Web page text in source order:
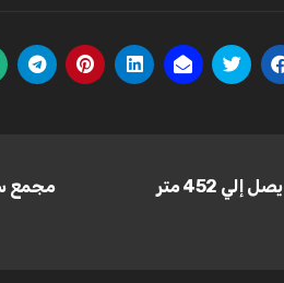
452 متر